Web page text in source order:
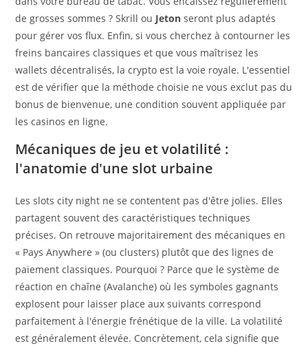
de grosses sommes ? Skrill ou Jeton seront plus adaptés
pour gérer vos flux. Enfin, si vous cherchez à contourner les
freins bancaires classiques et que vous maîtrisez les
wallets décentralisés, la crypto est la voie royale. L'essentiel
est de vérifier que la méthode choisie ne vous exclut pas du
bonus de bienvenue, une condition souvent appliquée par
les casinos en ligne.
Mécaniques de jeu et volatilité :
l'anatomie d'une slot urbaine
Les slots city night ne se contentent pas d'être jolies. Elles
partagent souvent des caractéristiques techniques
précises. On retrouve majoritairement des mécaniques en
« Pays Anywhere » (ou clusters) plutôt que des lignes de
paiement classiques. Pourquoi ? Parce que le système de
réaction en chaîne (Avalanche) où les symboles gagnants
explosent pour laisser place aux suivants correspond
parfaitement à l'énergie frénétique de la ville. La volatilité
est généralement élevée. Concrètement, cela signifie que